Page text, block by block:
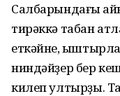
Салбарындағы
тирәккә табан
еткәйне,
ниндәйҙер бер
килеп ултырҙы.